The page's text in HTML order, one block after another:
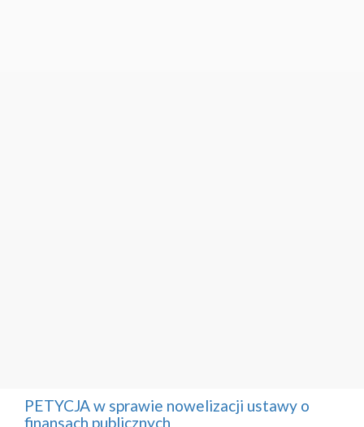
PETYCJA w sprawie nowelizacji ustawy o
finansach publicznych